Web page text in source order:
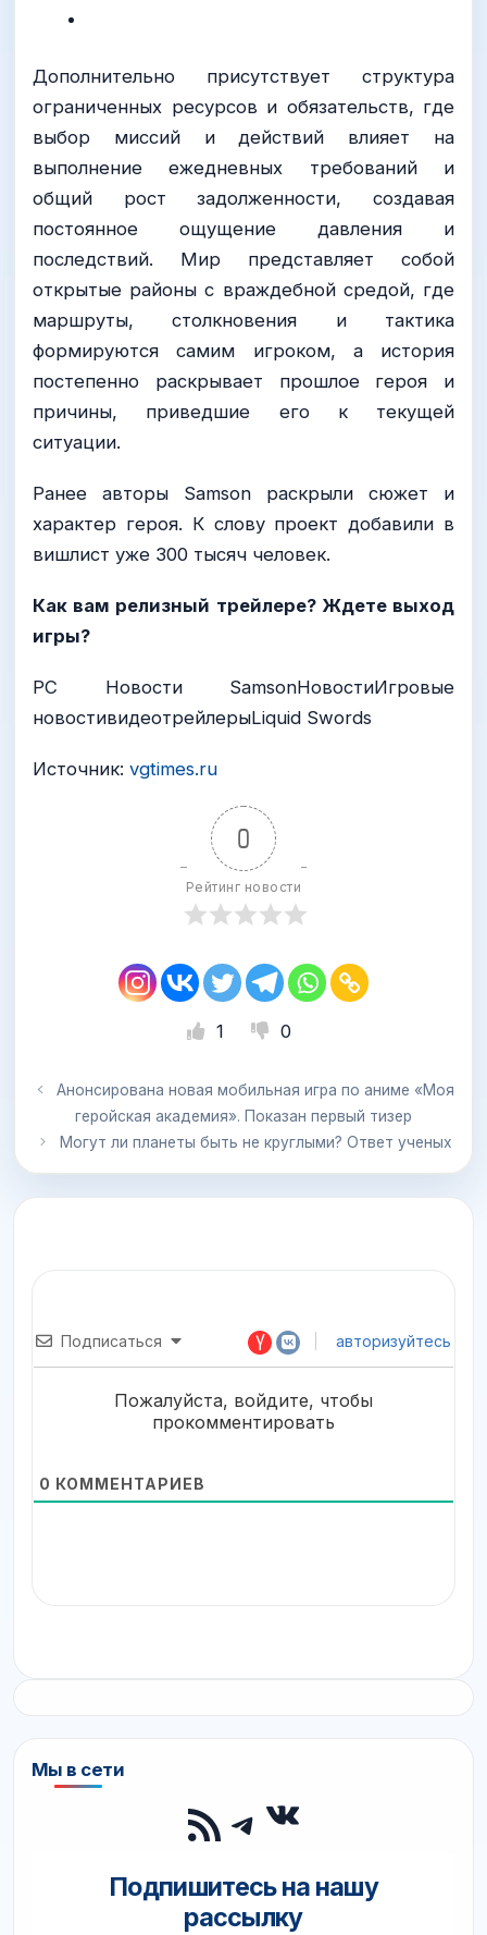
Дополнительно присутствует структура
ограниченных ресурсов и обязательств, где
выбор миссий и действий влияет на
выполнение ежедневных требований и
общий рост задолженности, создавая
постоянное ощущение давления и
последствий. Мир представляет собой
открытые районы с враждебной средой, где
маршруты, столкновения и тактика
формируются самим игроком, а история
постепенно раскрывает прошлое героя и
причины, приведшие его к текущей
ситуации.
Ранее авторы Samson раскрыли сюжет и
характер героя. К слову проект добавили в
вишлист уже 300 тысяч человек.
Как вам релизный трейлере? Ждете выход
игры?
PC Новости SamsonНовостиИгровые
новостивидеотрейлерыLiquid Swords
Источник: vgtimes.ru
0
Рейтинг новости
1 0
Анонсирована новая мобильная игра по аниме «Моя
геройская академия». Показан первый тизер
Могут ли планеты быть не круглыми? Ответ ученых
Подписаться авторизуйтесь
Пожалуйста, войдите, чтобы
прокомментировать
0 КОММЕНТАРИЕВ
Мы в сети
RSS-лента
Telegram
ВКонтакте
Подпишитесь на нашу
рассылку